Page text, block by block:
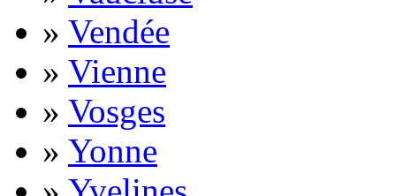
» Vendée
» Vienne
» Vosges
» Yonne